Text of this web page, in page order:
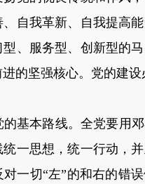
自我革新、自我提高
、服务型、创新型的
的坚强核心。党的建
本路线。全党要用邓
一思想，统一行动，
一切“左”的和右的错